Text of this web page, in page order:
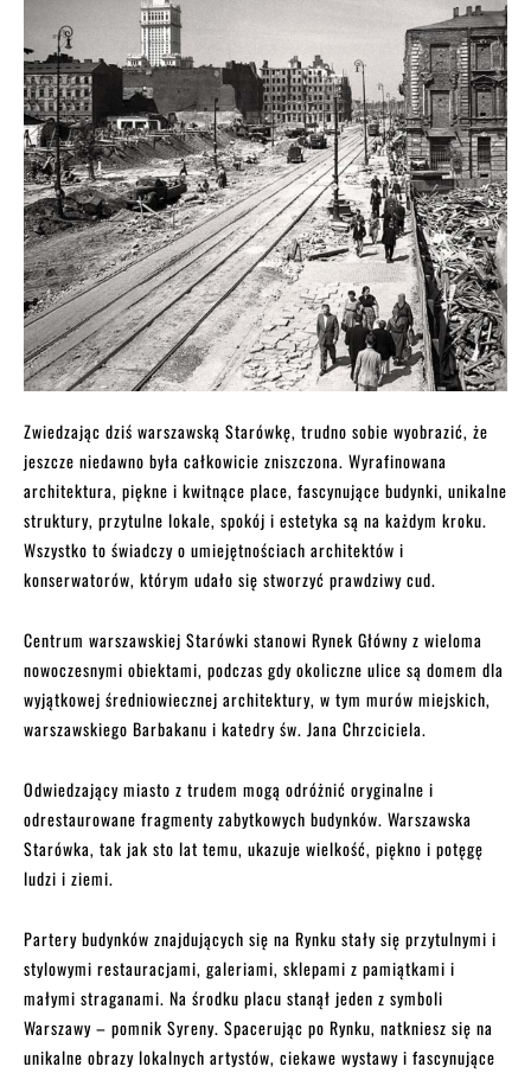
Zwiedzając dziś warszawską Starówkę, trudno sobie wyobrazić, że
jeszcze niedawno była całkowicie zniszczona. Wyrafinowana
architektura, piękne i kwitnące place, fascynujące budynki, unikalne
struktury, przytulne lokale, spokój i estetyka są na każdym kroku.
Wszystko to świadczy o umiejętnościach architektów i
konserwatorów, którym udało się stworzyć prawdziwy cud.
Centrum warszawskiej Starówki stanowi Rynek Główny z wieloma
nowoczesnymi obiektami, podczas gdy okoliczne ulice są domem dla
wyjątkowej średniowiecznej architektury, w tym murów miejskich,
warszawskiego Barbakanu i katedry św. Jana Chrzciciela.
Odwiedzający miasto z trudem mogą odróżnić oryginalne i
odrestaurowane fragmenty zabytkowych budynków. Warszawska
Starówka, tak jak sto lat temu, ukazuje wielkość, piękno i potęgę
ludzi i ziemi.
Partery budynków znajdujących się na Rynku stały się przytulnymi i
stylowymi restauracjami, galeriami, sklepami z pamiątkami i
małymi straganami. Na środku placu stanął jeden z symboli
Warszawy – pomnik Syreny. Spacerując po Rynku, natkniesz się na
unikalne obrazy lokalnych artystów, ciekawe wystawy i fascynujące